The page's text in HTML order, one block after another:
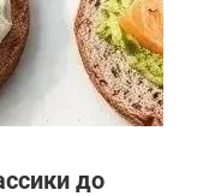
до